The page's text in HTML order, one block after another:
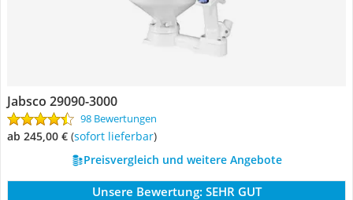
Jabsco 29090-3000
98 Bewertungen
ab 245,00 € ( Sofort lieferbar)
Preisvergleich und weitere Angebote
Unsere Bewertung: SEHR GUT